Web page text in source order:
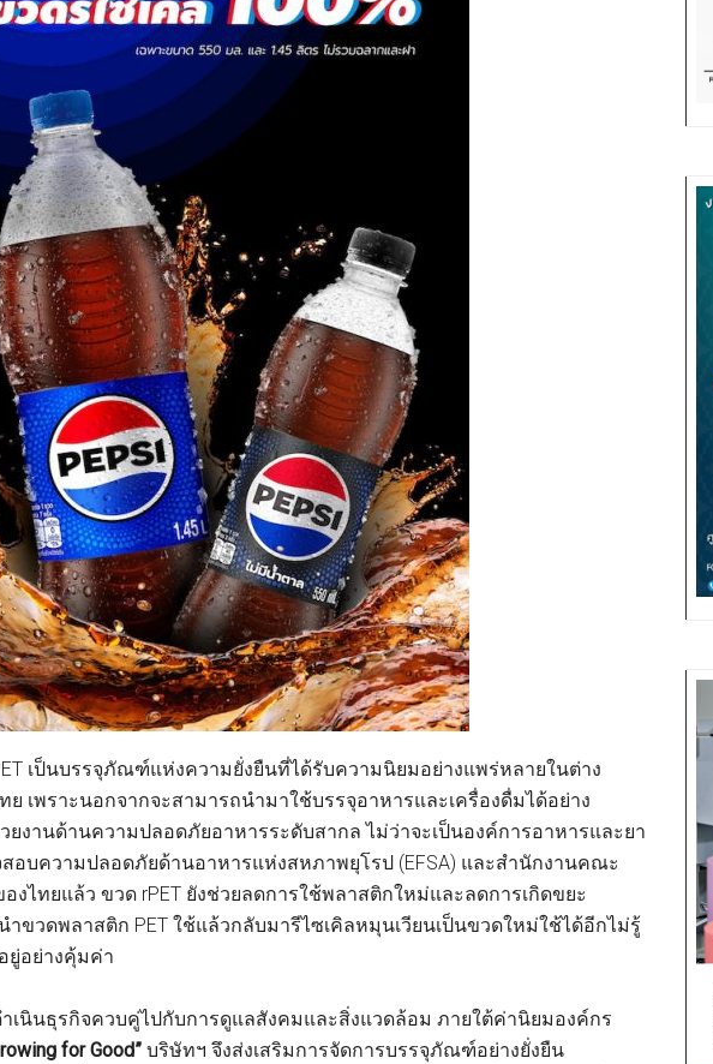
เป็นบรรจุภัณฑ์แห่งความยั่งยืนที่ได้รับความนิยมอย่างแพร่หลายในต่าง
ย เพราะนอกจากจะสามารถนำมาใช้บรรจุอาหารและเครื่องดื่มได้อย่าง
งานด้านความปลอดภัยอาหารระดับสากล ไม่ว่าจะเป็นองค์การอาหารและยา
สอบความปลอดภัยด้านอาหารแห่งสหภาพยุโรป (EFSA) และสำนักงานคณะ
งไทยแล้ว ขวด rPET ยังช่วยลดการใช้พลาสติกใหม่และลดการเกิดขยะ
ำขวดพลาสติก PET ใช้แล้วกลับมารีไซเคิลหมุนเวียนเป็นขวดใหม่ใช้ได้อีกไม่รู้
ยู่อย่างคุ้มค่า
เนินธุรกิจควบคู่ไปกับการดูแลสังคมและสิ่งแวดล้อม ภายใต้ค่านิยมองค์กร
for Good” บริษัทฯ จึงส่งเสริมการจัดการบรรจุภัณฑ์อย่างยั่งยืน